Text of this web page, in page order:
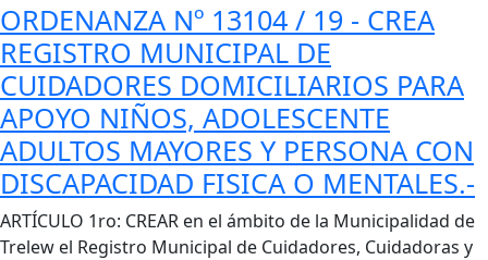
ORDENANZA Nº 13104 / 19 - CREA
REGISTRO MUNICIPAL DE
CUIDADORES DOMICILIARIOS PARA
APOYO NIÑOS, ADOLESCENTE
ADULTOS MAYORES Y PERSONA CON
DISCAPACIDAD FISICA O MENTALES.-
Cuerpo
ARTÍCULO 1ro: CREAR en el ámbito de la Municipalidad de
Trelew el Registro Municipal de Cuidadores, Cuidadoras y